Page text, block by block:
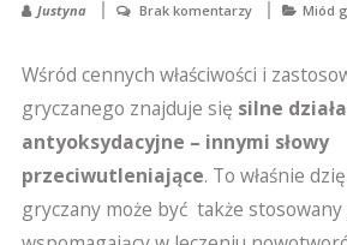
Justyna Brak komentarzy Miód
Wśród cennych właściwości i
gryczanego znajduje się silne
antyoksydacyjne – innymi słowy
przeciwutleniające. To właśnie
gryczany może być także